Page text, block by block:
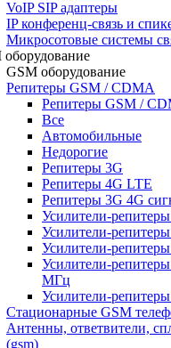
VoIP SIP адаптеры
IP конференц-связь и
Микросотовые системы
оборудование
GSM оборудование
Репитеры GSM / CDMA
Репитеры GSM /
Все
Автомобильные
Недорогие
Репитеры 3G
Репитеры 4G LTE
Репитеры 3G 4G
Усилители-
Усилители-
Усилители-
Усилители-
МГц
Усилители-
Стационарные GSM
Антенны, ответвители,
(gsm)